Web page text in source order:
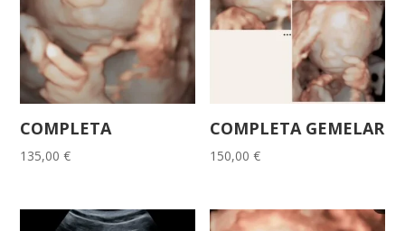
COMPLETA
135,00€
COMPLETA GEMELAR
150,00€